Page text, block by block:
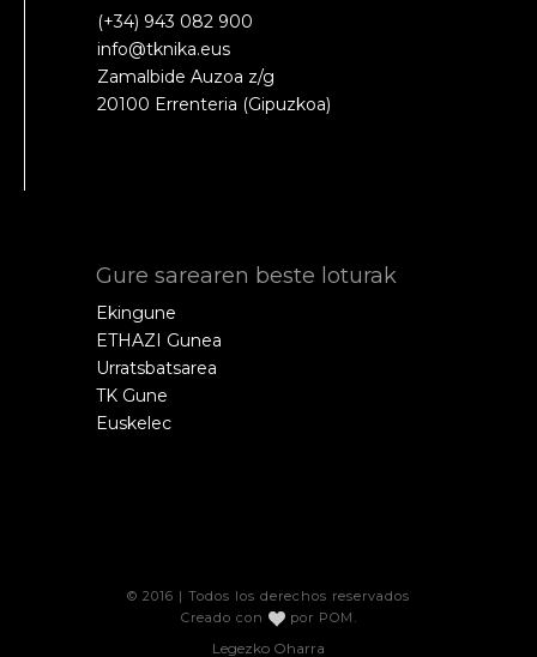
(+34) 943 082 900
info@tknika.eus
Zamalbide Auzoa z/g
20100 Errenteria (Gipuzkoa)
Gure sarearen beste loturak
Ekingune
ETHAZI Gunea
Urratsbatsarea
TK Gune
Euskelec
© 2016 | Todos los derechos reservados
Creado con
por POM .
Legezko Oharra